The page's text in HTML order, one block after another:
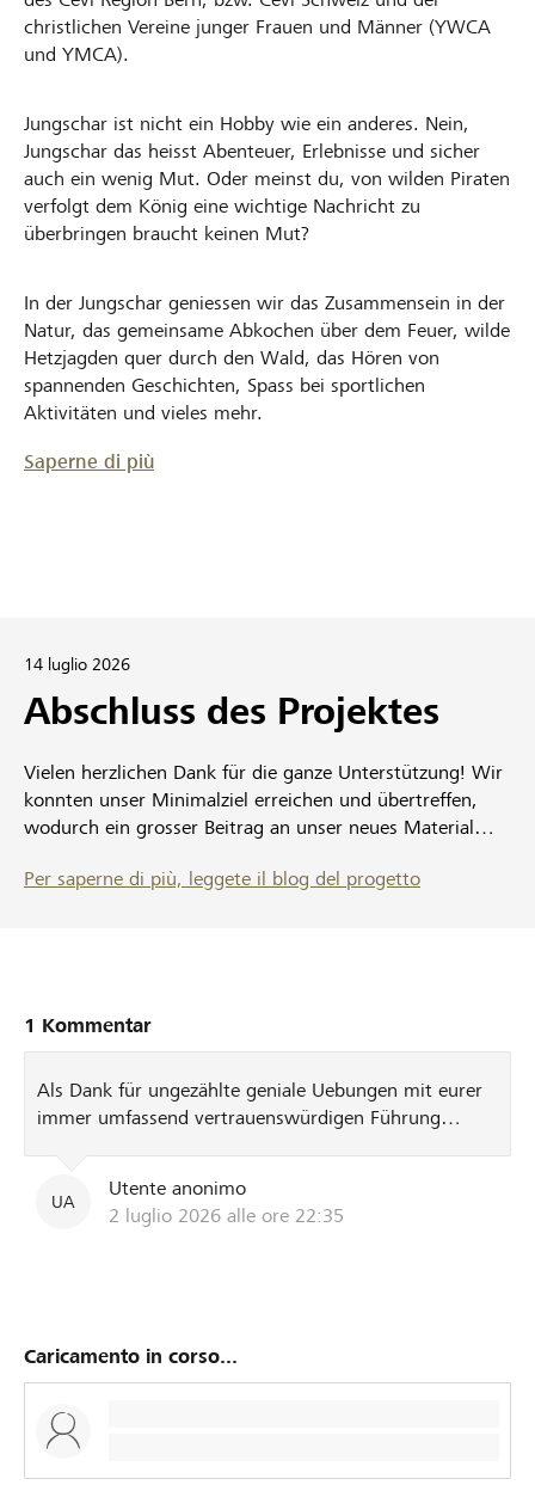
christlichen Vereine junger Frauen und Männer (YWCA
und YMCA).
Jungschar ist nicht ein Hobby wie ein anderes. Nein,
Jungschar das heisst Abenteuer, Erlebnisse und sicher
auch ein wenig Mut. Oder meinst du, von wilden Piraten
verfolgt dem König eine wichtige Nachricht zu
überbringen braucht keinen Mut?
In der Jungschar geniessen wir das Zusammensein in der
Natur, das gemeinsame Abkochen über dem Feuer, wilde
Hetzjagden quer durch den Wald, das Hören von
spannenden Geschichten, Spass bei sportlichen
Aktivitäten und vieles mehr.
Saperne di più
14 luglio 2026
Abschluss des Projektes
Vielen herzlichen Dank für die ganze Unterstützung! Wir
konnten unser Minimalziel erreichen und übertreffen,
wodurch ein grosser Beitrag an unser neues Material
auch im am letzten Samstag zu Ende gegangenen
Per saperne di più, leggete il blog del progetto
1 Kommentar
Als Dank für ungezählte geniale Uebungen mit eurer
immer umfassend vertrauenswürdigen Führung
UA
Utente anonimo
2 luglio 2026 alle ore 22:35
Caricamento in corso...